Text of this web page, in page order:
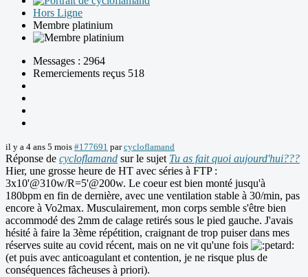
Hors Ligne
Membre platinium
Messages : 2964
Remerciements reçus 518
il y a 4 ans 5 mois #177691 parcycloflamand
Réponse de cycloflamand sur le sujet Tu as fait quoi aujourd'hui???
Hier, une grosse heure de HT avec séries à FTP :
3x10'@310w/R=5'@200w. Le coeur est bien monté jusqu'à
180bpm en fin de dernière, avec une ventilation stable à 30/min, pas
encore à Vo2max. Musculairement, mon corps semble s'être bien
accommodé des 2mm de calage retirés sous le pied gauche. J'avais
hésité à faire la 3ème répétition, craignant de trop puiser dans mes
réserves suite au covid récent, mais on ne vit qu'une fois
(et puis avec anticoagulant et contention, je ne risque plus de
conséquences fâcheuses à priori).